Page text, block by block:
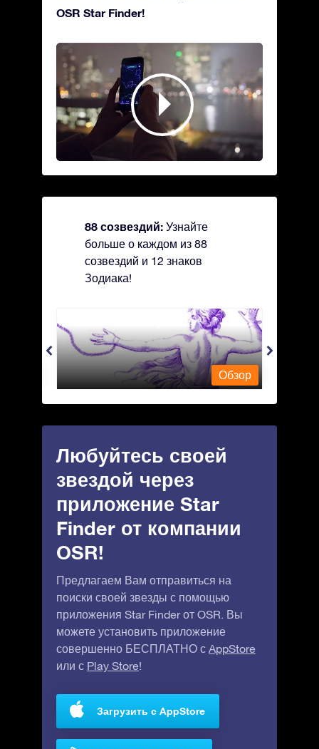
OSR Star Finder!
88 созвездий: Узнайте
больше о каждом из 88
созвездий и 12 знаков
Зодиака!
Andromeda - Андромеда
Обзор
Любуйтесь своей
звездой через
приложение Star
Finder от компании
OSR!
Предлагаем Вам отправиться на
поиски своей звезды с помощью
приложения Star Finder от OSR. Вы
можете установить приложение
совершенно БЕСПЛАТНО с AppStore
или с Play Store!
Загрузить с AppStore